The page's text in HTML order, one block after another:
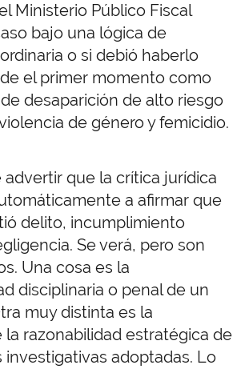
Ministerio Público Fiscal
bajo una lógica de
o si debió haberlo
el primer momento como
desaparición de alto riesgo
de género y femicidio.
advertir que la crítica jurídica
a afirmar que
delito, incumplimiento
Se verá, pero son
Una cosa es la
disciplinaria o penal de un
muy distinta es la
la razonabilidad estratégica de
investigativas adoptadas. Lo